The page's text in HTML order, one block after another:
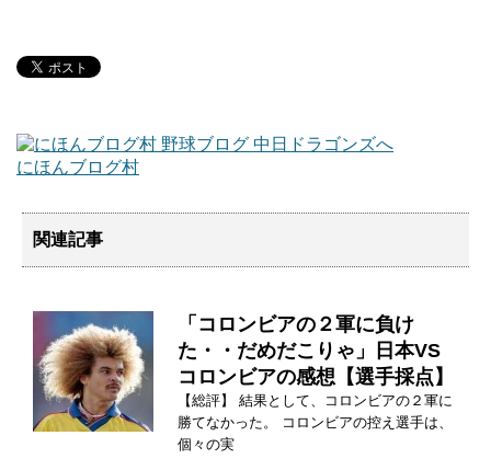
にほんブログ村
関連記事
「コロンビアの２軍に負け
た・・だめだこりゃ」日本VS
コロンビアの感想【選手採点】
【総評】 結果として、コロンビアの２軍に
勝てなかった。 コロンビアの控え選手は、
個々の実